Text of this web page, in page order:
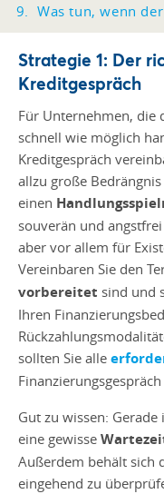
Was tun, wenn
Strategie 1: Der
Kreditgespräch
Für Unternehmen, die
schnell wie möglich
Kreditgespräch
allzu große
einen
souverän und
aber vor allem für
Vereinbaren Sie den
vorbereitet sind und
Ihren
sollten Sie alle
Gut zu wissen:
eine gewisse
Außerdem behält sich
eingehend zu